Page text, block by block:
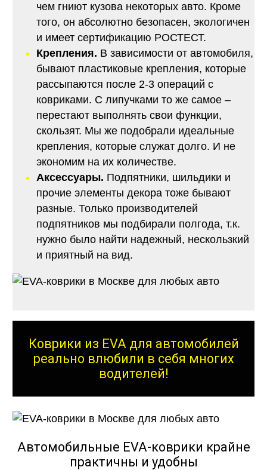
чем гниют кузова некоторых авто. Кроме
того, он абсолютно безопасен, экологичен
и имеет сертификацию РОСТЕСТ.
Крепления. В зависимости от автомобиля,
бывают пластиковые крепления, которые
рассыпаются после 2-3 операций с
ковриками. С липучками то же самое –
перестают выполнять свои функции,
скользят. Мы же подобрали идеальные
крепления, которые служат долго. И не
экономим на их количестве.
Аксессуары. Подпятники, шильдики и
прочие элементы декора тоже бывают
разные. Только производителей
подпятников мы подбирали полгода, т.к.
нужно было найти надежный, нескользкий
и приятный на вид.
Коврики из EVA для автомобилей
реально влюбили в себя многих
водителей!
Автомобильные EVA-коврики крайне
практичны и удобны